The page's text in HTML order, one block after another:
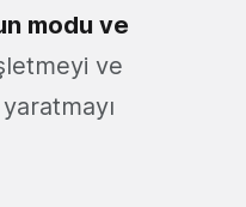
modu ve
ve